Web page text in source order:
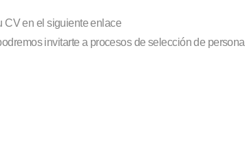
CV en el siguiente enlace
invitarte a procesos de selección de personal